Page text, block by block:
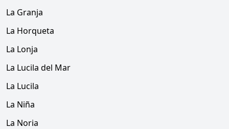
La Granja
La Horqueta
La Lonja
La Lucila del Mar
La Lucila
La Niña
La Noria